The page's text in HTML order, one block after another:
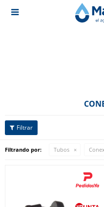

Filtrando por: Tubos